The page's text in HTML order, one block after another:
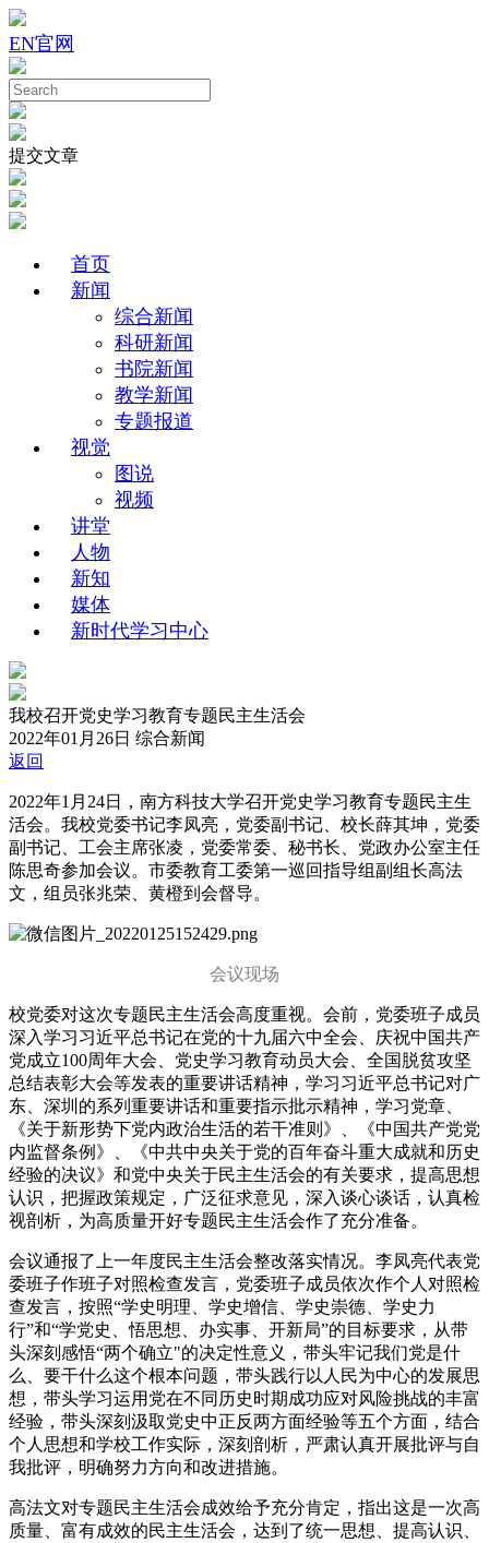
EN官网
提交文章
首页
新闻
综合新闻
科研新闻
书院新闻
教学新闻
专题报道
视觉
图说
视频
讲堂
人物
新知
媒体
新时代学习中心
我校召开党史学习教育专题民主生活会
2022年01月26日 综合新闻
返回
2022年1月24日，南方科技大学召开党史学习教育专题民主生
活会。我校党委书记李凤亮，党委副书记、校长薛其坤，党委
副书记、工会主席张凌，党委常委、秘书长、党政办公室主任
陈思奇参加会议。市委教育工委第一巡回指导组副组长高法
文，组员张兆荣、黄橙到会督导。
会议现场
校党委对这次专题民主生活会高度重视。会前，党委班子成员
深入学习习近平总书记在党的十九届六中全会、庆祝中国共产
党成立100周年大会、党史学习教育动员大会、全国脱贫攻坚
总结表彰大会等发表的重要讲话精神，学习习近平总书记对广
东、深圳的系列重要讲话和重要指示批示精神，学习党章、
《关于新形势下党内政治生活的若干准则》、《中国共产党党
内监督条例》、《中共中央关于党的百年奋斗重大成就和历史
经验的决议》和党中央关于民主生活会的有关要求，提高思想
认识，把握政策规定，广泛征求意见，深入谈心谈话，认真检
视剖析，为高质量开好专题民主生活会作了充分准备。
会议通报了上一年度民主生活会整改落实情况。李凤亮代表党
委班子作班子对照检查发言，党委班子成员依次作个人对照检
查发言，按照“学史明理、学史增信、学史崇德、学史力
行”和“学党史、悟思想、办实事、开新局”的目标要求，从带
头深刻感悟“两个确立"的决定性意义，带头牢记我们党是什
么、要干什么这个根本问题，带头践行以人民为中心的发展思
想，带头学习运用党在不同历史时期成功应对风险挑战的丰富
经验，带头深刻汲取党史中正反两方面经验等五个方面，结合
个人思想和学校工作实际，深刻剖析，严肃认真开展批评与自
我批评，明确努力方向和改进措施。
高法文对专题民主生活会成效给予充分肯定，指出这是一次高
质量、富有成效的民主生活会，达到了统一思想、提高认识、